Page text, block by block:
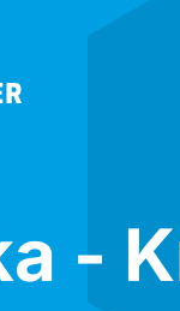
-